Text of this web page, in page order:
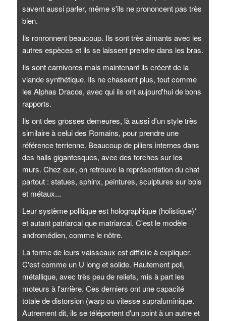
savent aussi parler, même s'ils ne prononcent pas très
bien.
Ils ronronnent beaucoup. Ils sont très aimants avec les
autres espèces et ils se laissent prendre dans les bras.
Ils sont carnivores mais maintenant ils créent de la
viande synthétique. Ils ne chassent plus, tout comme
les Alphas Dracos, avec qui ils ont aujourd'hui de bons
rapports.
Ils ont des grosses demeures, là aussi d'un style très
similaire à celui des Romains, pour prendre une
référence terrienne. Beaucoup de piliers internes dans
des halls gigantesques, avec des torches sur les
murs. Chez eux, on retrouve la représentation du chat
partout : statues, sphinx, peintures, sculptures sur bois
et métaux...
Leur système politique est holographique (holistique)*
et autant patriarcal que matriarcal. C'est le modèle
andromédien, comme le nôtre.
La forme de leurs vaisseaux est difficile à expliquer.
C'est comme un U long et solide. Hautement poli,
métallique, avec très peu de reliefs, mis à part les
moteurs à l'arrière. Ces derniers ont une capacité
totale de distorsion (warp ou vitesse supraluminique.
Autrement dit, ils se téléportent d'un point à un autre et